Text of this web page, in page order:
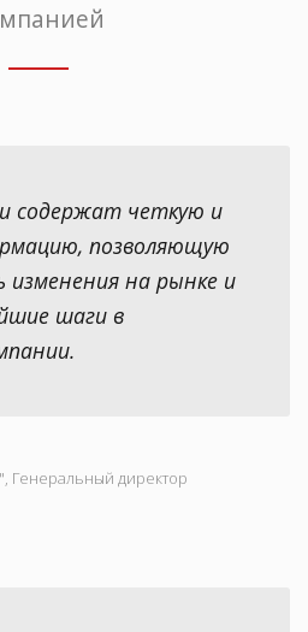
содержат четкую и
позволяющую
на рынке и
шаги в
директор